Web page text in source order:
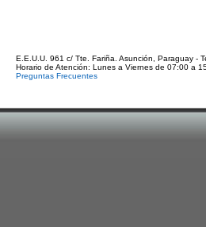
E.E.U.U. 961 c/ Tte. Fariña. Asunción, Paraguay -
Horario de Atención: Lunes a Viernes de 07:00 a
Preguntas Frecuentes